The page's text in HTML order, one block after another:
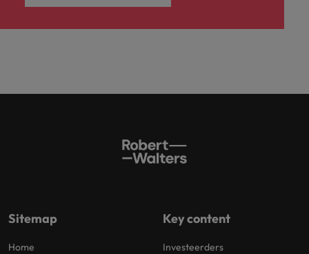
Sitemap
Home
Key content
Investeerders